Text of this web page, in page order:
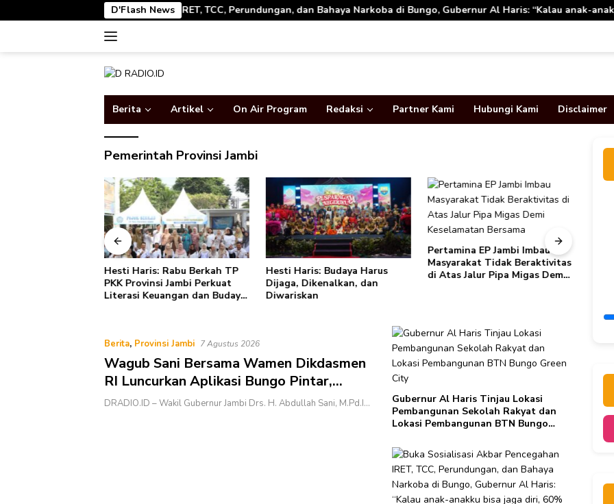
ke
D'Flash News
IRET, TCC, Perundungan, dan Bahaya Narkoba di Bungo, Gubernur Al Haris: “Kalau anak-anakku bisa jaga diri, 60%
Berita Artikel On Air Program Redaksi Partner Kami Hubungi Kami Disclaimer
Pemerintah Provinsi Jambi
Hesti Haris: Rabu Berkah TP
PKK Provinsi Jambi Perkuat
Literasi Keuangan dan Budaya
Hesti Haris: Budaya Harus
Dijaga, Dikenalkan, dan
Diwariskan
Pertamina EP Jambi Imbau
Masyarakat Tidak Beraktivitas
di Atas Jalur Pipa Migas Demi
Berita, Provinsi Jambi 7 Agustus 2026
Wagub Sani Bersama Wamen Dikdasmen
RI Luncurkan Aplikasi Bungo Pintar,
Dorong Transformasi Digital Pendidikan
DRADIO.ID – Wakil Gubernur Jambi Drs. H. Abdullah Sani, M.Pd.I…
Gubernur Al Haris Tinjau Lokasi
Pembangunan Sekolah Rakyat dan
Lokasi Pembangunan BTN Bungo